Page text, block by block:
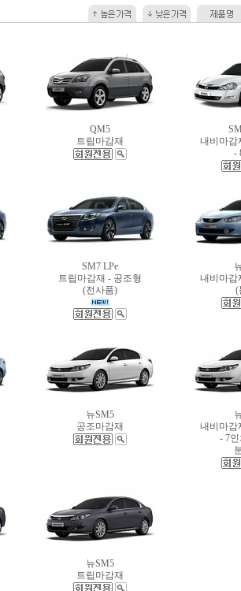
QM5
트립마감재
내비마감
-
SM7 LPe
트립마감재 - 공조형
(전사품)
내비마감
(
뉴SM5
공조마감재
내비마감
- 7
뉴SM5
트립마감재